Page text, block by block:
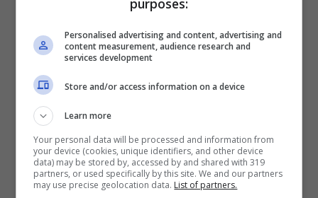
a Spotify o Rdio. In queste sezioni è
presente un riquadro che permette il
collegamento all’account del musicista.
Una volta qui, avremo la possibilità sia di
seguire l’artista sia la scelta di twittare ciò
che si ascolta in quel momento,
attraverso l’hashtag #NowPlaying.
Di positivo c’è senz’altro la bella grafica
purposes:
Personalised advertising and content, advertising and
content measurement, audience research and
services development
Store and/or access information on a device
Learn more
Your personal data will be processed and information from
your device (cookies, unique identifiers, and other device
data) may be stored by, accessed by and shared with 319
partners, or used specifically by this site. We and our partners
may use precise geolocation data. List of partners.